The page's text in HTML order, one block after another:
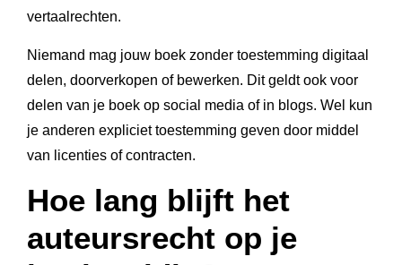
vertaalrechten.
Niemand mag jouw boek zonder toestemming digitaal
delen, doorverkopen of bewerken. Dit geldt ook voor
delen van je boek op social media of in blogs. Wel kun
je anderen expliciet toestemming geven door middel
van licenties of contracten.
Hoe lang blijft het
auteursrecht op je